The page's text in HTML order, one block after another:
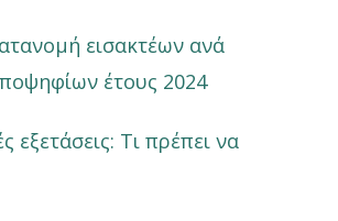
εισακτέων ανά
έτους 2024
εξετάσεις: Τι πρέπει να